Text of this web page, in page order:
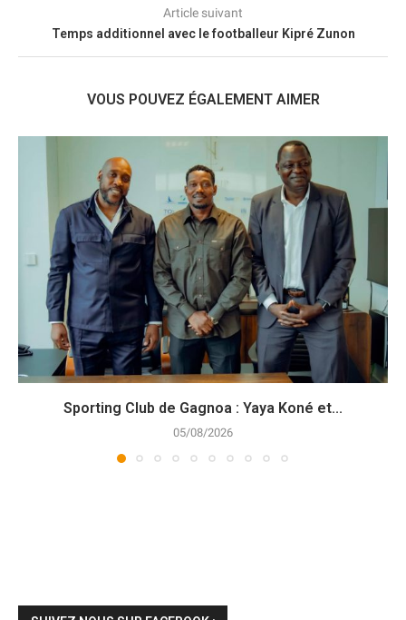
Article suivant
Temps additionnel avec le footballeur Kipré Zunon
VOUS POUVEZ ÉGALEMENT AIMER
Sporting Club de Gagnoa : Yaya Koné et...
05/08/2026